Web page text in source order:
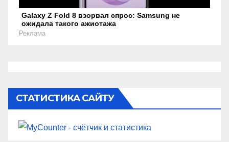
Galaxy Z Fold 8 взорвал спрос: Samsung не
ожидала такого ажиотажа
Реклама
СТАТИСТИКА САЙТУ